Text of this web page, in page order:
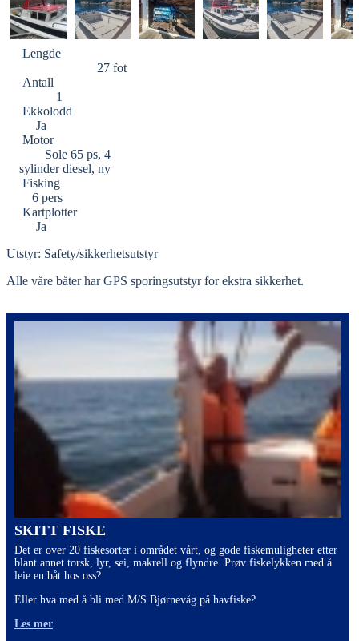
Lengde
27 fot
Antall
1
Ekkolodd
Ja
Motor
Sole 65 ps, 4
sylinder diesel, ny
Fisking
6 pers
Kartplotter
Ja
Utstyr: Safety/sikkerhetsutstyr
Alle våre båter har GPS sporingsutstyr for ekstra sikkerhet.
SKITT FISKE
Det er over 20 fiskesorter i området vårt, og gode fiskemuligheter etter
blant annet torsk, lyr, sei, makrell og flyndre. Prøv fiskelykken med å
leie en båt hos oss?
Eller hva med å bli med M/S Bjørnevåg på havfiske?
Les mer